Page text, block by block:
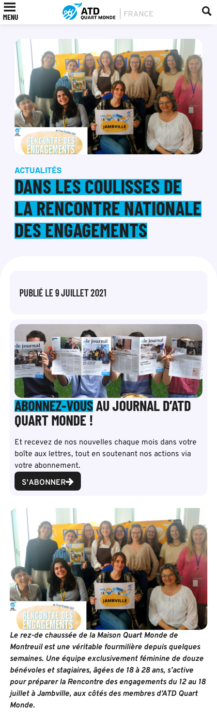
MENU
ACTUALITÉS
DANS LES COULISSES DE
LA RENCONTRE NATIONALE
DES ENGAGEMENTS
PUBLIÉ LE 9 JUILLET 2021
ABONNEZ-VOUSAU JOURNAL D’ATD
QUART MONDE !
Et recevez de nos nouvelles chaque mois dans votre
boîte aux lettres, tout en soutenant nos actions via
votre abonnement.
S'ABONNER
Le rez-de chaussée de la Maison Quart Monde de
Montreuil est une véritable fourmilière depuis quelques
semaines. Une équipe exclusivement féminine de douze
bénévoles et stagiaires, âgées de 18 à 28 ans, s’active
pour préparer la Rencontre des engagements du 12 au 18
juillet à Jambville, aux côtés des membres d’ATD Quart
Monde.